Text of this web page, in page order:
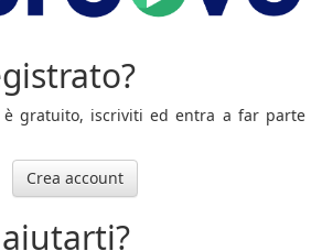
gratuito, iscriviti ed entra a far parte
Crea account